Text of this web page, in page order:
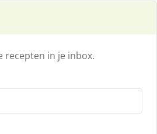
recepten in je inbox.